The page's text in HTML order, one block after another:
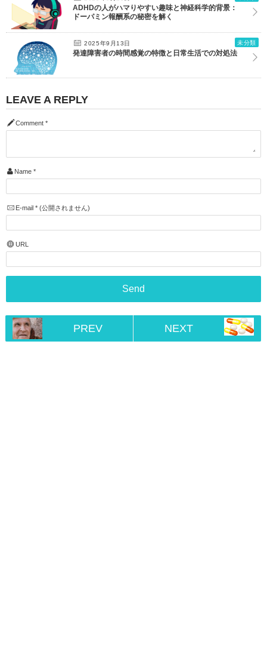
ADHDの人がハマりやすい趣味と神経科学的背景：
ドーパミン報酬系の秘密を解く
2025年9月13日 未分類
発達障害者の時間感覚の特徴と日常生活での対処法
LEAVE A REPLY
Comment *
Name *
E-mail *(公開されません)
URL
PREV NEXT